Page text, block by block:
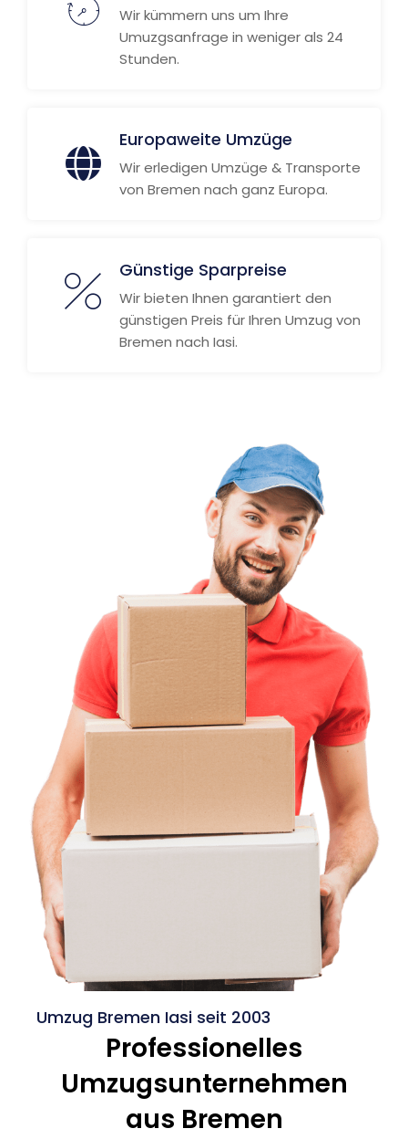
Wir kümmern uns um Ihre
Umuzgsanfrage in weniger als 24
Stunden.
Europaweite Umzüge
Wir erledigen Umzüge & Transporte
von Bremen nach ganz Europa.
Günstige Sparpreise
Wir bieten Ihnen garantiert den
günstigen Preis für Ihren Umzug von
Bremen nach Iasi.
Umzug Bremen Iasi seit 2003
Professionelles
Umzugsunternehmen
aus Bremen